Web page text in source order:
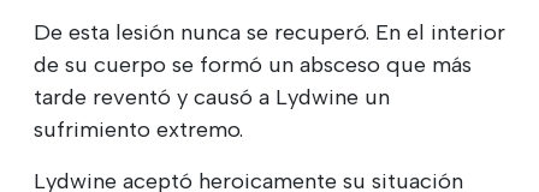
De esta lesión nunca se recuperó. En el interior
de su cuerpo se formó un absceso que más
tarde reventó y causó a Lydwine un
sufrimiento extremo.
Lydwine aceptó heroicamente su situación